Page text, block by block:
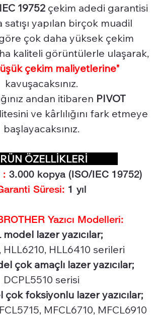
19752 çekim adedi garantisi
satışı yapılan birçok muadil
çok daha yüksek çekim
kaliteli görüntülerle ulaşarak,
çekim maliyetlerine"
kavuşacaksınız.
andan itibaren PIVOT
ve kârlılığını fark etmeye
başlayacaksınız.
ÖZELLİKLERİ
: 3.000 kopya (ISO/IEC 19752)
Süresi: 1 yıl
Yazıcı Modelleri:
model lazer yazıcılar;
HLL6210, HLL6410 serileri
çok amaçlı lazer yazıcılar;
DCPL5510 serisi
çok foksiyonlu lazer yazıcılar;
MFCL6710, MFCL6910